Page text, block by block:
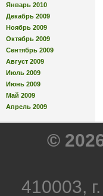
Январь 2010
Декабрь 2009
Ноябрь 2009
Октябрь 2009
Сентябрь 2009
Август 2009
Июль 2009
Июнь 2009
Май 2009
Апрель 2009
©
410003,